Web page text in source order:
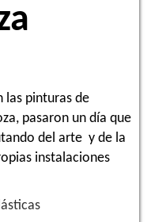
las pinturas de
pasaron un día que
del arte y de la
instalaciones